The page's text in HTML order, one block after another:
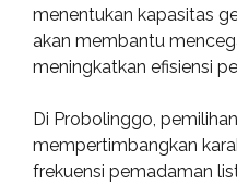
menentukan kapasitas
akan membantu
meningkatkan efisiensi
Di Probolinggo,
mempertimbangkan
frekuensi pemadaman